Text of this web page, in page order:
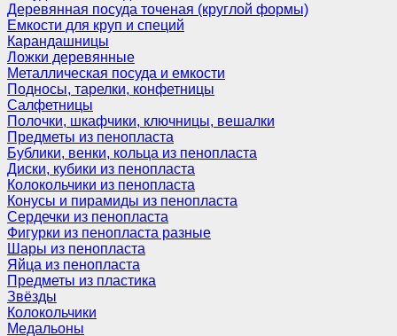
Деревянная посуда точеная (круглой формы)
Емкости для круп и специй
Карандашницы
Ложки деревянные
Металлическая посуда и емкости
Подносы, тарелки, конфетницы
Салфетницы
Полочки, шкафчики, ключницы, вешалки
Предметы из пенопласта
Бублики, венки, кольца из пенопласта
Диски, кубики из пенопласта
Колокольчики из пенопласта
Конусы и пирамиды из пенопласта
Сердечки из пенопласта
Фигурки из пенопласта разные
Шары из пенопласта
Яйца из пенопласта
Предметы из пластика
Звёзды
Колокольчики
Медальоны